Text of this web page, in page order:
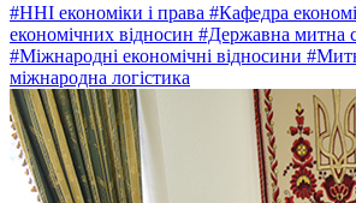
#ННІ економіки і права #Кафедра
економічних відносин #Державна митна
#Міжнародні економічні відносини
міжнародна логістика